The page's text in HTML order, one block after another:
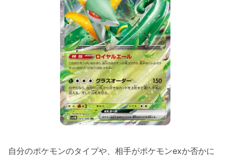
自分のポケモンのタイプや、相手がポケモンexか否かに